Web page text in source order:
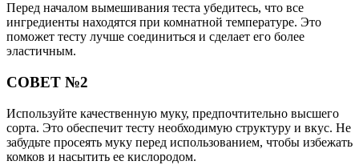
Перед началом вымешивания теста убедитесь, что все
ингредиенты находятся при комнатной температуре. Это
поможет тесту лучше соединиться и сделает его более
эластичным.
СОВЕТ №2
Используйте качественную муку, предпочтительно высшего
сорта. Это обеспечит тесту необходимую структуру и вкус. Не
забудьте просеять муку перед использованием, чтобы избежать
комков и насытить ее кислородом.